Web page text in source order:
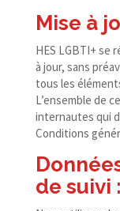
Mise à
HES LGBTI+ se
à jour, sans
tous les
L’ensemble de
internautes qui
Conditions
de suivi :